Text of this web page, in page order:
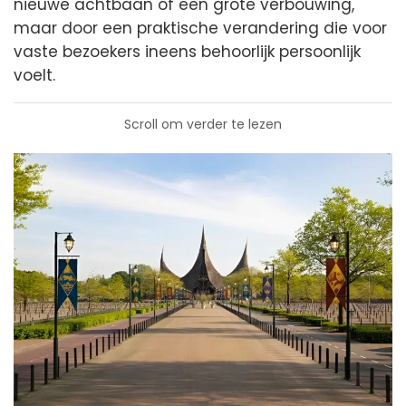
nieuwe achtbaan of een grote verbouwing,
maar door een praktische verandering die voor
vaste bezoekers ineens behoorlijk persoonlijk
voelt.
Scroll om verder te lezen